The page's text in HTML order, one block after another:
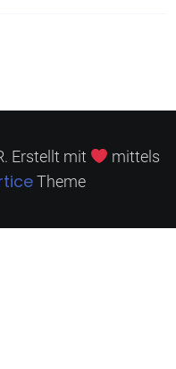
Erstellt mit
mittels
Theme